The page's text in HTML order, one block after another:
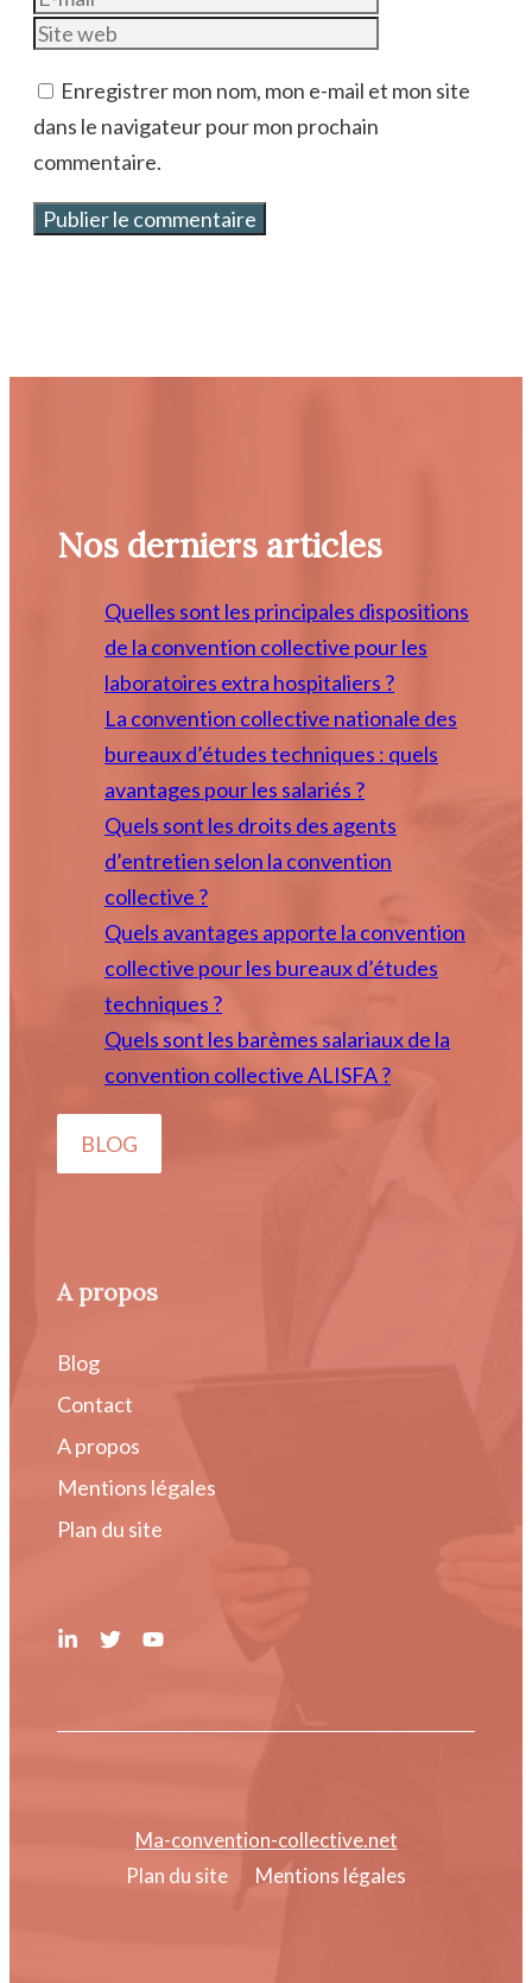
Enregistrer mon nom, mon e-mail et mon site
dans le navigateur pour mon prochain
commentaire.
Nos derniers articles
Quelles sont les principales dispositions
de la convention collective pour les
laboratoires extra hospitaliers ?
La convention collective nationale des
bureaux d’études techniques : quels
avantages pour les salariés ?
Quels sont les droits des agents
d’entretien selon la convention
collective ?
Quels avantages apporte la convention
collective pour les bureaux d’études
techniques ?
Quels sont les barèmes salariaux de la
convention collective ALISFA ?
BLOG
A propos
Blog
Contact
A propos
Mentions légales
Plan du site
Ma-convention-collective.net
Plan du site
Mentions légales